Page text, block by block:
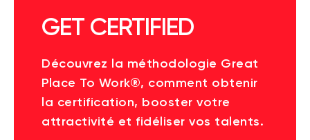
GET CERTIFIED
Découvrez la méthodologie Great
Place To Work®, comment obtenir
la certification, booster votre
attractivité et fidéliser vos talents.